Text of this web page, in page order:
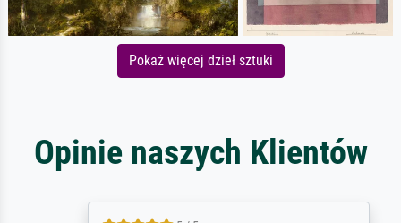
Pokaż więcej dzieł sztuki
Opinie naszych Klientów